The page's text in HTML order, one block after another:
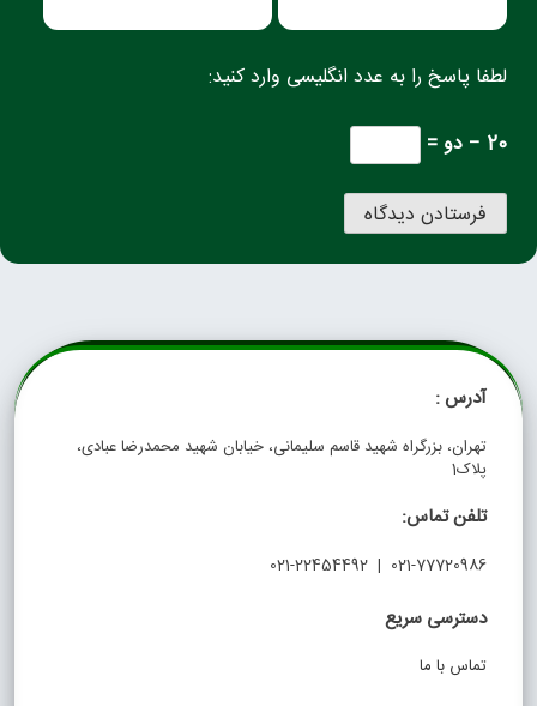
لطفا پاسخ را به عدد انگلیسی وارد کنید:
20 − دو =
آدرس :
تهران، بزرگراه شهید قاسم سلیمانی، خیابان شهید محمدرضا عبادی،
پلاک1
تلفن تماس:
021-77720986 | 021-22454492
دسترسی سریع
تماس با ما